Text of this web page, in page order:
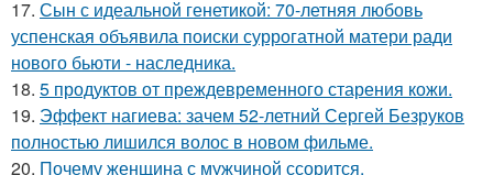
17. Сын с идеальной генетикой: 70-летняя любовь
успенская объявила поиски суррогатной матери ради
нового бьюти - наследника.
18. 5 продуктов от преждевременного старения кожи.
19. Эффект нагиева: зачем 52-летний Сергей Безруков
полностью лишился волос в новом фильме.
20. Почему женщина с мужчиной ссорится.